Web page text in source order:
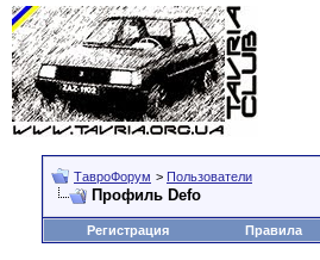
ТавроФорум > Пользователи
Профиль Defo
Регистрация Правила